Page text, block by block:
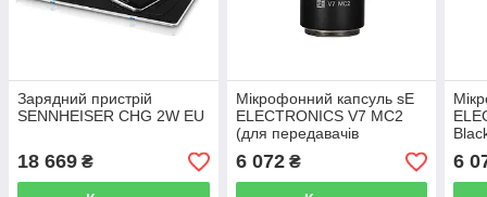
Зарядний пристрій
SENNHEISER CHG 2W EU
18 669 ₴
Мікрофонний капсуль sE
ELECTRONICS V7 MC2
(для передавачів
Sennheiser)
6 072₴ 6